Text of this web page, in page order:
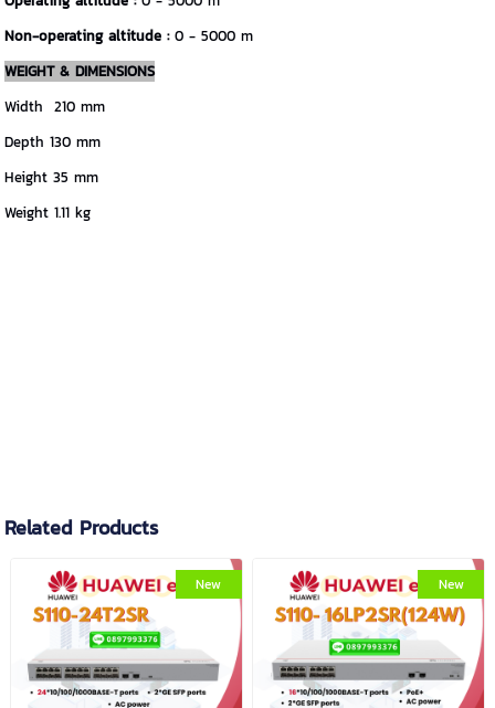
Non-operating altitude :0 - 5000 m
WEIGHT & DIMENSIONS
Width 210 mm
Depth 130 mm
Height 35 mm
Weight 1.11 kg
Related Products
New New